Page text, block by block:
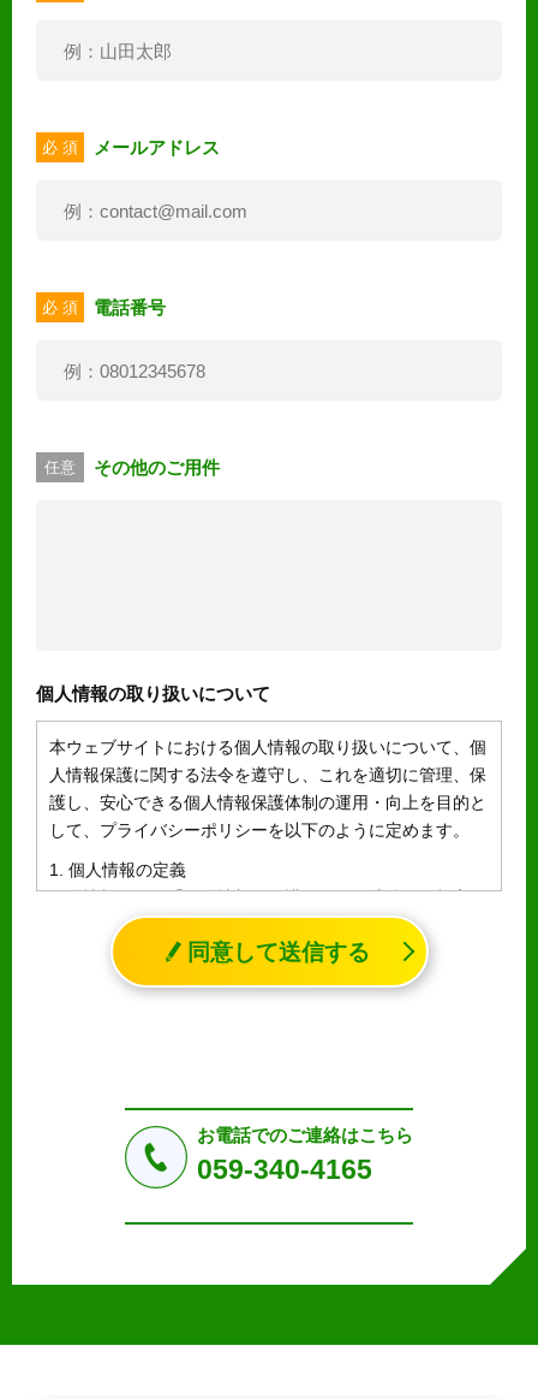
必 須 メールアドレス
必 須 電話番号
任意 その他のご用件
個人情報の取り扱いについて
本ウェブサイトにおける個人情報の取り扱いについて、個
人情報保護に関する法令を遵守し、これを適切に管理、保
護し、安心できる個人情報保護体制の運用・向上を目的と
して、プライバシーポリシーを以下のように定めます。
1. 個人情報の定義
個人情報とは、「個人情報の保護に関する法律」に規定さ
れる生存する個人に関する情報であって、氏名、生年月日
その他の記述等により特定の個人を識別することができる
情報（個人識別情報）を指します。
a.応募者等からのお問い合わせに対応・管理するため
b.本ウェブサイトにおけるサービスの提供・運用のため
3. プライバシー尊重
同意して送信する
お電話でのご連絡はこちら
059-340-4165